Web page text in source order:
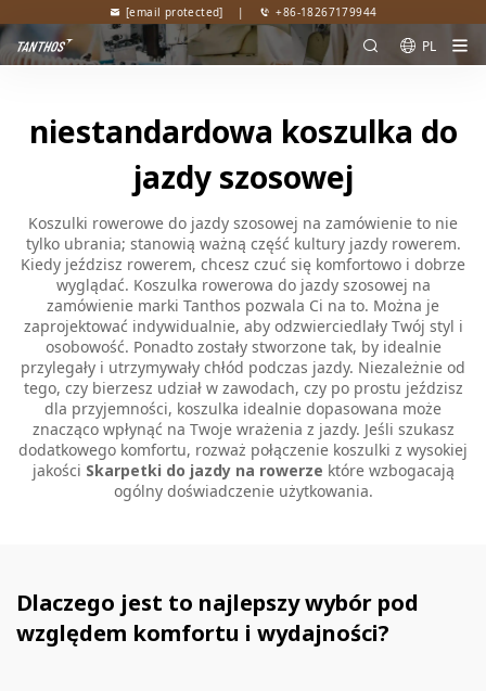
[email protected] | +86-18267179944
PL
niestandardowa koszulka do
jazdy szosowej
Koszulki rowerowe do jazdy szosowej na zamówienie to nie
tylko ubrania; stanowią ważną część kultury jazdy rowerem.
Kiedy jeździsz rowerem, chcesz czuć się komfortowo i dobrze
wyglądać. Koszulka rowerowa do jazdy szosowej na
zamówienie marki Tanthos pozwala Ci na to. Można je
zaprojektować indywidualnie, aby odzwierciedlały Twój styl i
osobowość. Ponadto zostały stworzone tak, by idealnie
przylegały i utrzymywały chłód podczas jazdy. Niezależnie od
tego, czy bierzesz udział w zawodach, czy po prostu jeździsz
dla przyjemności, koszulka idealnie dopasowana może
znacząco wpłynąć na Twoje wrażenia z jazdy. Jeśli szukasz
dodatkowego komfortu, rozważ połączenie koszulki z wysokiej
jakości Skarpetki do jazdy na rowerze które wzbogacają
ogólny doświadczenie użytkowania.
Dlaczego jest to najlepszy wybór pod
względem komfortu i wydajności?